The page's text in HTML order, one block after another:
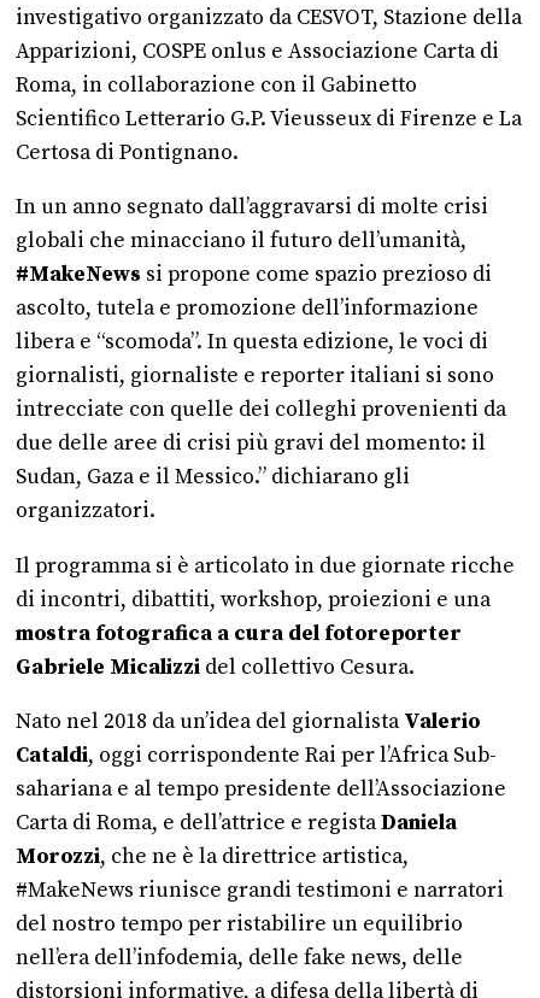
investigativo organizzato da CESVOT, Stazione della
Apparizioni, COSPE onlus e Associazione Carta di
Roma, in collaborazione con il Gabinetto
Scientifico Letterario G.P. Vieusseux di Firenze e La
Certosa di Pontignano.
In un anno segnato dall’aggravarsi di molte crisi
globali che minacciano il futuro dell’umanità,
#MakeNews si propone come spazio prezioso di
ascolto, tutela e promozione dell’informazione
libera e “scomoda”. In questa edizione, le voci di
giornalisti, giornaliste e reporter italiani si sono
intrecciate con quelle dei colleghi provenienti da
due delle aree di crisi più gravi del momento: il
Sudan, Gaza e il Messico.” dichiarano gli
organizzatori.
Il programma si è articolato in due giornate ricche
di incontri, dibattiti, workshop, proiezioni e una
mostra fotografica a cura del fotoreporter
Gabriele Micalizzi del collettivo Cesura.
Nato nel 2018 da un’idea del giornalistaValerio
Cataldi, oggi corrispondente Rai per l’Africa Sub-
sahariana e al tempo presidente dell’Associazione
Carta di Roma, e dell’attrice e registaDaniela
Morozzi, che ne è la direttrice artistica,
#MakeNews riunisce grandi testimoni e narratori
del nostro tempo per ristabilire un equilibrio
nell’era dell’infodemia, delle fake news, delle
distorsioni informative, a difesa della libertà di